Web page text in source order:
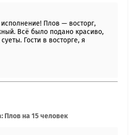
Плов — восторг,
Всё было подано красиво,
Гости в восторге, я
Плов на 15 человек